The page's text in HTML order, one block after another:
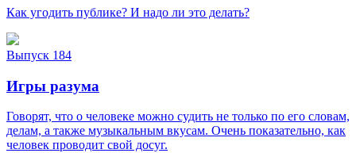
Как угодить публике? И надо ли это делать?
Выпуск 184
Игры разума
Говорят, что о человеке можно судить не только по его словам,
делам, а также музыкальным вкусам. Очень показательно, как
человек проводит свой досуг.